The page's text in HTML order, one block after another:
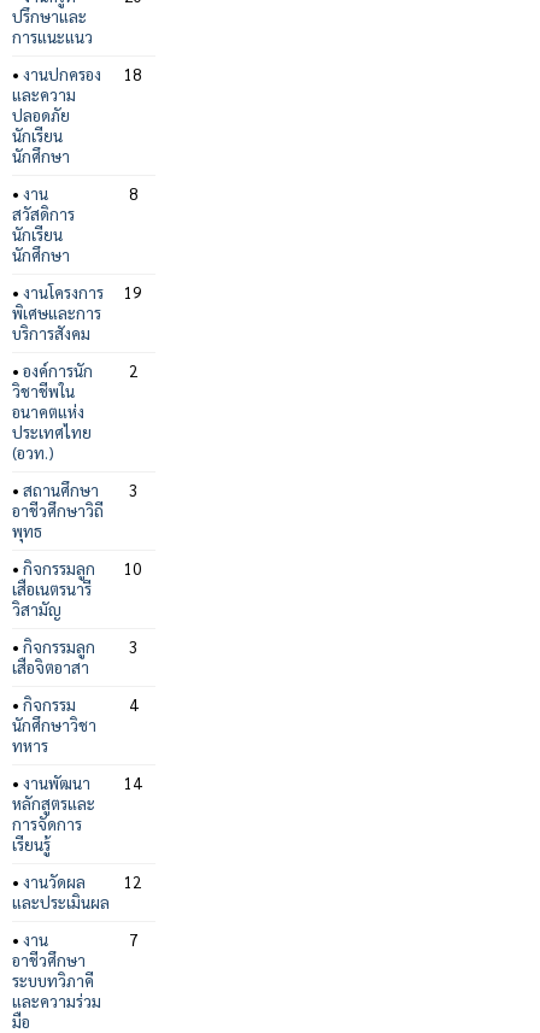
ปรึกษาและ
การแนะแนว
• งานปกครอง
และความ
ปลอดภัย
นักเรียน
นักศึกษา
18
• งาน
สวัสดิการ
นักเรียน
นักศึกษา
8
• งานโครงการ
พิเศษและการ
บริการสังคม
19
• องค์การนัก
วิชาชีพใน
อนาคตแห่ง
ประเทศไทย
(อวท.)
2
• สถานศึกษา
อาชีวศึกษาวิถี
พุทธ
3
• กิจกรรมลูก
เสือเนตรนารี
วิสามัญ
10
• กิจกรรมลูก
เสือจิตอาสา
3
• กิจกรรม
นักศึกษาวิชา
ทหาร
4
• งานพัฒนา
หลักสูตรและ
การจัดการ
เรียนรู้
14
• งานวัดผล
และประเมินผล
12
• งาน
อาชีวศึกษา
ระบบทวิภาคี
และความร่วม
มือ
7